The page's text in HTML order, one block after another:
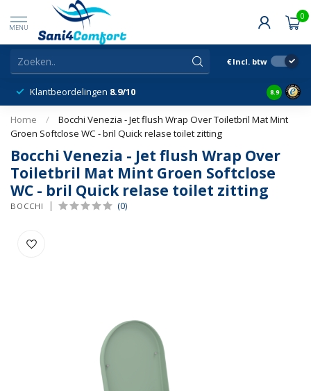
MENU
0
€ Incl. btw
Klantbeordelingen 8.9/10 8.9
Home /
Bocchi Venezia - Jet flush Wrap Over Toiletbril Mat Mint
Groen Softclose WC - bril Quick relase toilet zitting
Bocchi Venezia - Jet flush Wrap Over
Toiletbril Mat Mint Groen Softclose
WC - bril Quick relase toilet zitting
BOCCHI (0)